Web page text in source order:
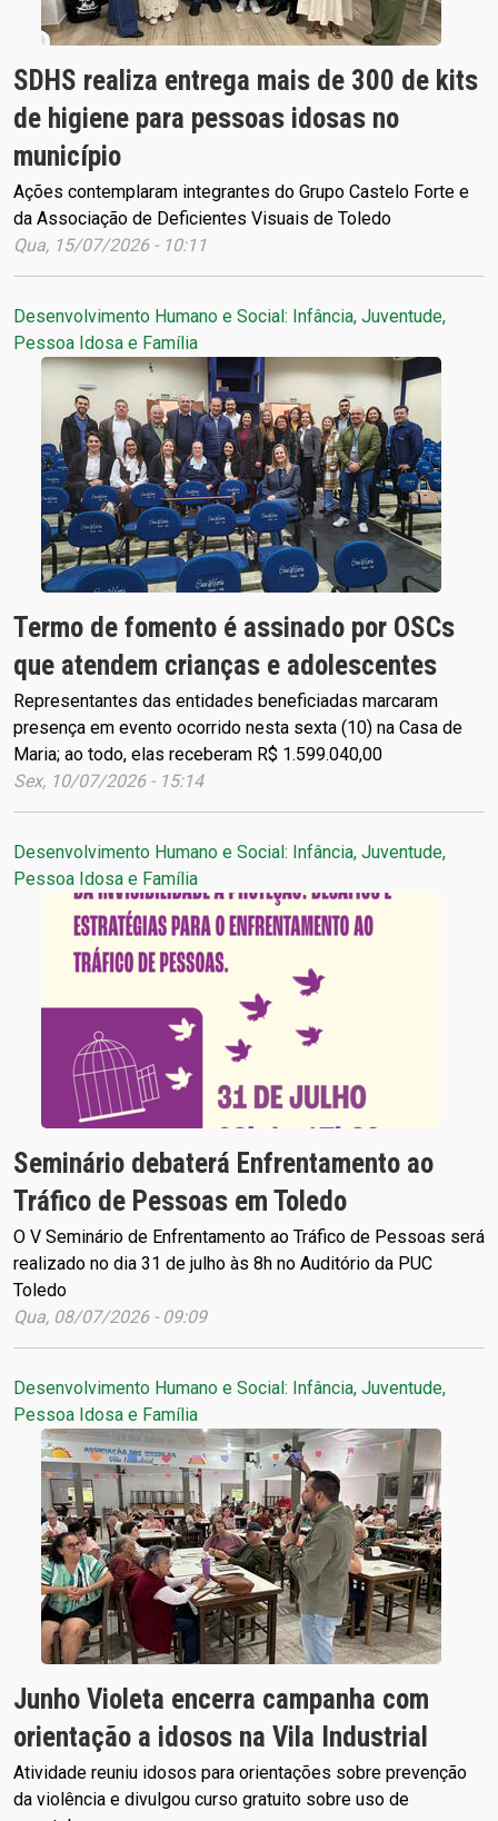
SDHS realiza entrega mais de 300 de kits
de higiene para pessoas idosas no
município
Ações contemplaram integrantes do Grupo Castelo Forte e
da Associação de Deficientes Visuais de Toledo
Qua, 15/07/2026 - 10:11
Desenvolvimento Humano e Social: Infância, Juventude,
Pessoa Idosa e Família
Termo de fomento é assinado por OSCs
que atendem crianças e adolescentes
Representantes das entidades beneficiadas marcaram
presença em evento ocorrido nesta sexta (10) na Casa de
Maria; ao todo, elas receberam R$ 1.599.040,00
Sex, 10/07/2026 - 15:14
Desenvolvimento Humano e Social: Infância, Juventude,
Pessoa Idosa e Família
Seminário debaterá Enfrentamento ao
Tráfico de Pessoas em Toledo
O V Seminário de Enfrentamento ao Tráfico de Pessoas será
realizado no dia 31 de julho às 8h no Auditório da PUC
Toledo
Qua, 08/07/2026 - 09:09
Desenvolvimento Humano e Social: Infância, Juventude,
Pessoa Idosa e Família
Junho Violeta encerra campanha com
orientação a idosos na Vila Industrial
Atividade reuniu idosos para orientações sobre prevenção
da violência e divulgou curso gratuito sobre uso de